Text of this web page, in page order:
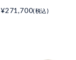
¥271,700(税込)